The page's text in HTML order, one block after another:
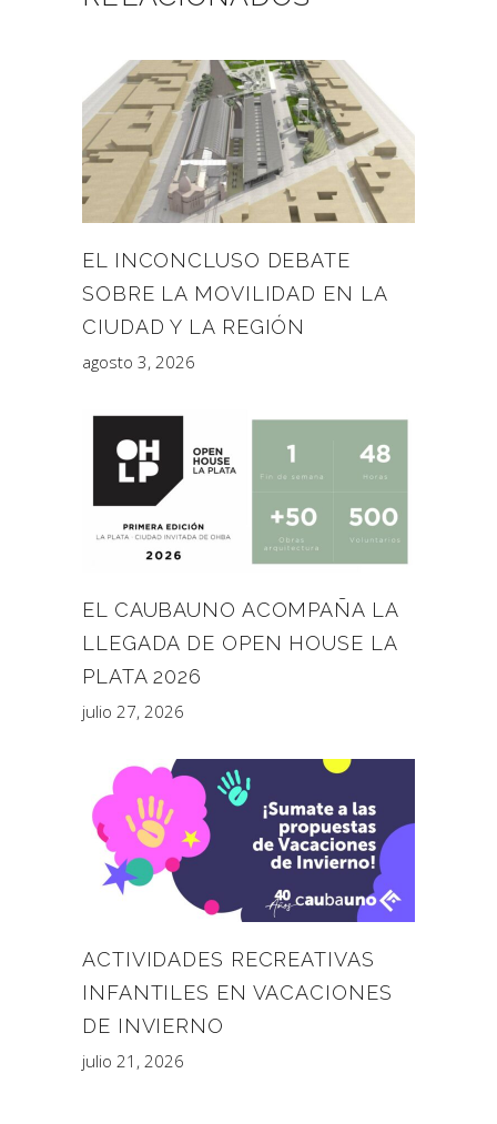
EL INCONCLUSO DEBATE
SOBRE LA MOVILIDAD EN LA
CIUDAD Y LA REGIÓN
agosto 3, 2026
EL CAUBAUNO ACOMPAÑA LA
LLEGADA DE OPEN HOUSE LA
PLATA 2026
julio 27, 2026
ACTIVIDADES RECREATIVAS
INFANTILES EN VACACIONES
DE INVIERNO
julio 21, 2026